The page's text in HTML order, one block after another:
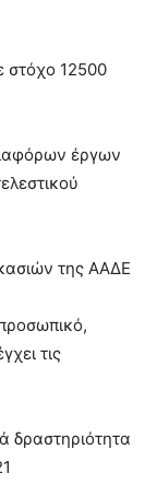
στόχο 12500
έργων
της ΑΑΔΕ
τις
δραστηριότητα